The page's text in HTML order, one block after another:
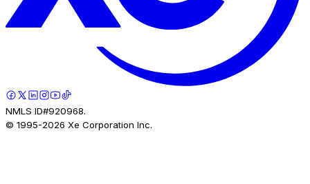
NMLS ID#920968.
© 1995-2026 Xe Corporation Inc.